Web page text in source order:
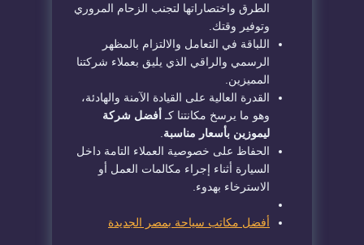
الطرق واختصاراتها لتجنب الزحام المروري
وتوفير وقتك.
اللباقة في التعامل والالتزام بالمظهر
الرسمي والراقي الذي يليق بعملاء شركتنا
المميزين.
القدرة العالية على القيادة الآمنة والهادئة،
وهو ما يرسخ مكانتنا كـ أفضل شركة
ليموزين بأسعار مناسبة
الحفاظ على خصوصية العملاء التامة داخل
السيارة أثناء إجراء مكالمات العمل أو
الاسترخاء بهدوء.
أفضل مكاتب سياحة بمصر الجديدة